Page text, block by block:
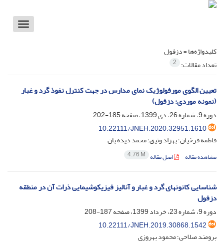
Toggle
کلیدواژه‌ها =دزفول
تعداد مقالات: 2
تعیین الگوی مورفولوژیک نمای مدارس در جهت کنترل نفوذ گرد و غبار
(نمونه موردی: دزفول)
دوره 9، شماره 26، دی 1399، صفحه
185-202
10.22111/JNEH.2020.32951.1610
فاطمه فرخیان؛ بهزاد وثیق؛ محمد دیده بان
مشاهده مقاله اصل مقاله 4.76 M
شناسایی کانونهای گرد و غبار و آنالیز فیزیکوشیمایی ذرات آن در منطقه
دزفول
دوره 9، شماره 23، خرداد 1399، صفحه
187-208
10.22111/JNEH.2019.30868.1542
برومند صلاحی؛ محمود بهروزی